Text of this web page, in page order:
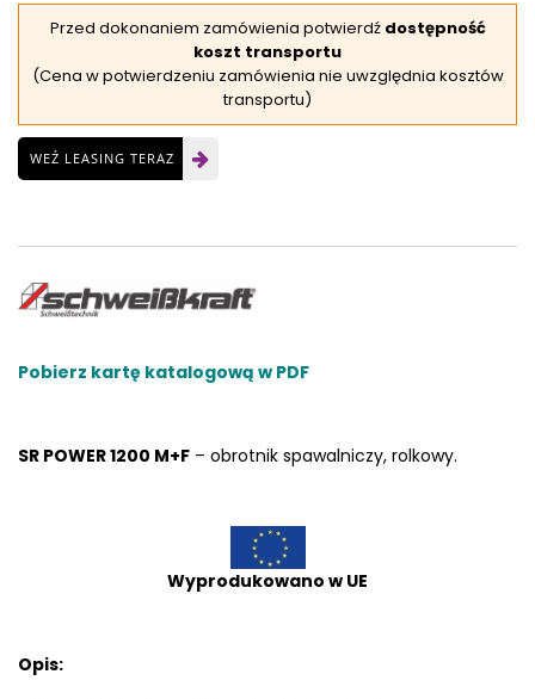
Przed dokonaniem zamówienia potwierdź dostępność
koszt transportu
(Cena w potwierdzeniu zamówienia nie uwzględnia kosztów
transportu)
WEŹ LEASING TERAZ
Pobierz kartę katalogową w PDF
SR POWER 1200 M+F – obrotnik spawalniczy, rolkowy.
Wyprodukowano w UE
Opis: